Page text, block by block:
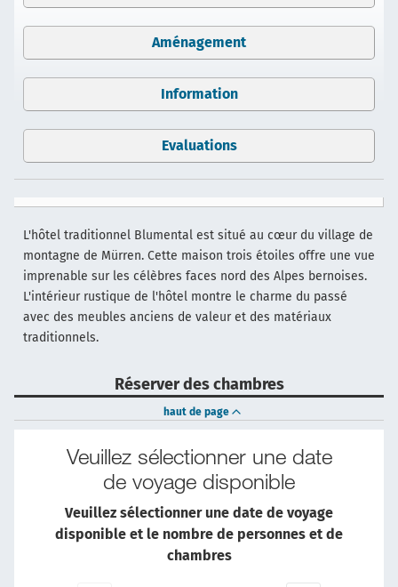
Aménagement
Information
Evaluations
L'hôtel traditionnel Blumental est situé au cœur du village de
montagne de Mürren. Cette maison trois étoiles offre une vue
imprenable sur les célèbres faces nord des Alpes bernoises.
L'intérieur rustique de l'hôtel montre le charme du passé
avec des meubles anciens de valeur et des matériaux
traditionnels.
Réserver des chambres
haut de page
Veuillez sélectionner une date
de voyage disponible
Veuillez sélectionner une date de voyage
disponible et le nombre de personnes et de
chambres